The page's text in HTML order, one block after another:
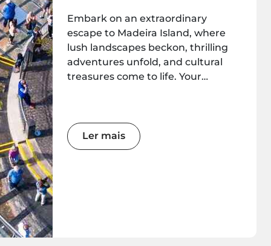
Embark on an extraordinary
escape to Madeira Island, where
lush landscapes beckon, thrilling
adventures unfold, and cultural
treasures come to life. Your
Ler mais